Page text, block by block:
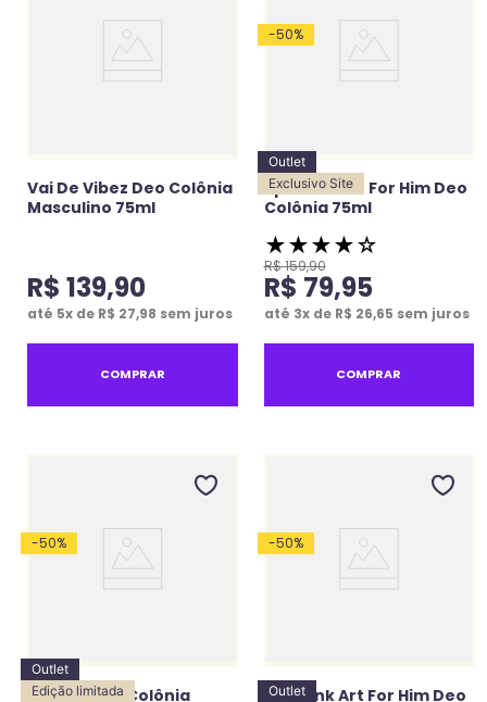
Vai De Vibez Deo Colônia
Masculino 75ml
R$ 139,90
até 5x de R$ 27,98 sem juros
COMPRAR
-50%
Outlet
Exclusivo Site
Spot Sunset For Him Deo
Colônia 75ml
★★★★☆
R$159,90
R$ 79,95
até 3x de R$ 26,65 sem juros
COMPRAR
-50%
Outlet
Edição limitada
Empire Deo Colônia
-50%
Outlet
Hype Ink Art For Him Deo